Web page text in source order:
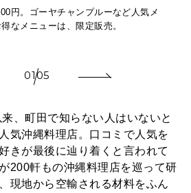
円。ゴーヤチャンプルーなど人気メ
なメニューは、限定販売。
0105
、町田で知らない人はいないと
気沖縄料理店。口コミで人気を
きが最後に辿り着くと言われて
200軒もの沖縄料理店を巡って研
現地から空輸される材料をふん